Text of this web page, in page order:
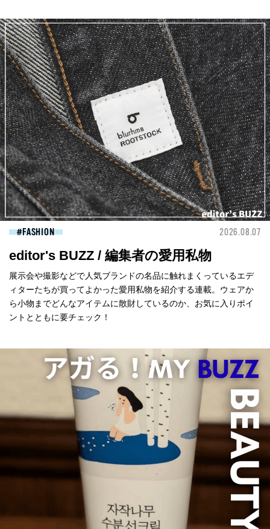
FASHION 2026.08.07
editor's BUZZ / 編集者の愛用私物
展示会や撮影などで人気ブランドの名品に触れまくっているエデ
ィターたちが買ってよかった愛用私物を紹介する連載。ウェアか
ら小物までどんなアイテムに散財しているのか、お気に入りポイ
ントとともに要チェック！